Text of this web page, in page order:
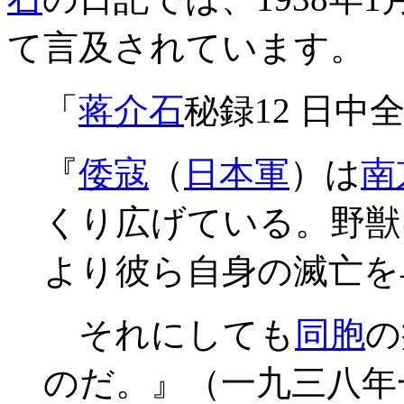
て言及されています。
「 蒋介石秘録12 日中
『倭寇 （ 日本軍）は南
くり広げている。野
より彼ら自身の滅亡
それにしても 同胞
のだ。』（一九三八